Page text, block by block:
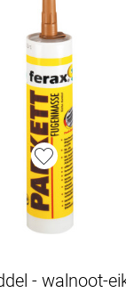
- walnoot-